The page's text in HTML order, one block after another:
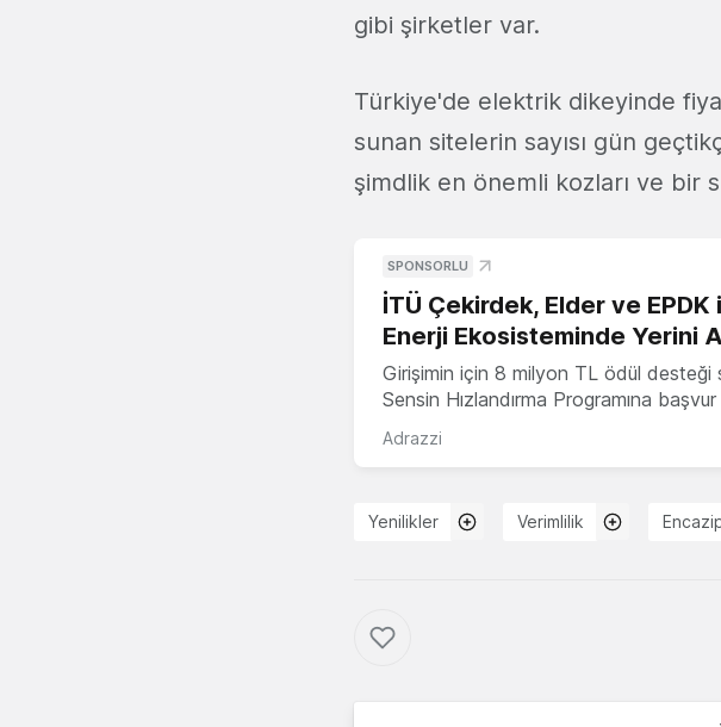
gibi şirketler var.
Türkiye'de elektrik dikeyinde
sunan sitelerin sayısı gün
şimdlik en önemli kozları ve bir
SPONSORLU
İTÜ Çekirdek, Elder ve
Enerji Ekosisteminde Yerini
Girişimin için 8 milyon TL ödül desteği
Sensin Hızlandırma Programına başvur
Adrazzi
Yenilikler Verimlilik